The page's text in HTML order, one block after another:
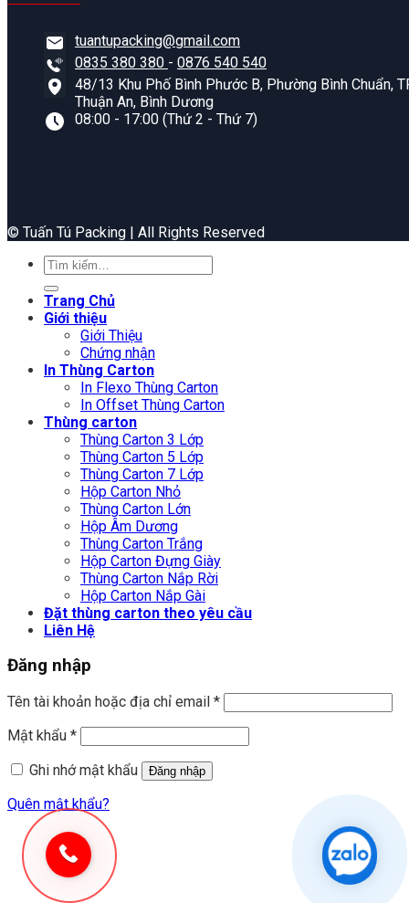
tuantupacking@gmail.com
0835 380 380 - 0876 540 540
48/13 Khu Phố Bình Phước B, Phường Bình Chuẩn,
Thuận An, Bình Dương
08:00 - 17:00 (Thứ 2 - Thứ 7)
©️ Tuấn Tú Packing | All Rights Reserved
Tìm
kiếm:
Trang Chủ
Giới thiệu
Giới Thiệu
Chứng nhận
In Thùng Carton
In Flexo Thùng Carton
In Offset Thùng Carton
Thùng carton
Thùng Carton 3 Lớp
Thùng Carton 5 Lớp
Thùng Carton 7 Lớp
Hộp Carton Nhỏ
Thùng Carton Lớn
Hộp Âm Dương
Thùng Carton Trắng
Hộp Carton Đựng Giày
Thùng Carton Nắp Rời
Hộp Carton Nắp Gài
Đặt thùng carton theo yêu cầu
Liên Hệ
Đăng nhập
Tên tài khoản hoặc địa chỉ email *
Mật khẩu *
Ghi nhớ mật khẩu
Đăng nhập
Quên mật khẩu?